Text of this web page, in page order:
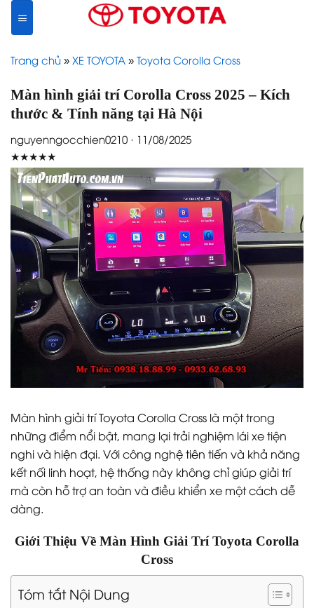
content
Trang chủ » XE TOYOTA » Toyota Corolla Cross
Màn hình giải trí Corolla Cross 2025 – Kích
thước & Tính năng tại Hà Nội
nguyenngocchien0210 · 11/08/2025
★★★★★
Màn hình giải trí Toyota Corolla Cross là một trong
những điểm nổi bật, mang lại trải nghiệm lái xe tiện
nghi và hiện đại. Với công nghệ tiên tiến và khả năng
kết nối linh hoạt, hệ thống này không chỉ giúp giải trí
mà còn hỗ trợ an toàn và điều khiển xe một cách dễ
dàng.
Giới Thiệu Về Màn Hình Giải Trí Toyota Corolla
Cross
Tóm tắt Nội Dung